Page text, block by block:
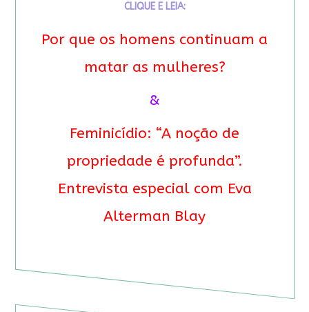
CLIQUE E LEIA:
Por que os homens continuam a
matar as mulheres?
&
Feminicídio: “A noção de
propriedade é profunda”.
Entrevista especial com Eva
Alterman Blay